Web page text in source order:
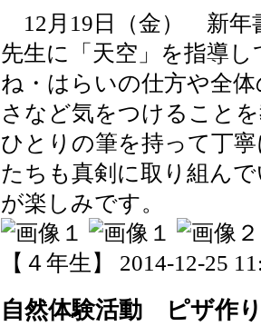
12月19日（金） 新年
先生に「天空」を指導
ね・はらいの仕方や全
さなど気をつけること
ひとりの筆を持って丁
たちも真剣に取り組ん
が楽しみです。
【４年生】 2014-12-25
自然体験活動 ピザ作